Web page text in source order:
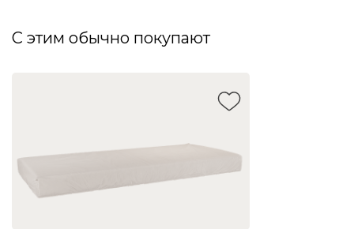
С этим обычно покупают